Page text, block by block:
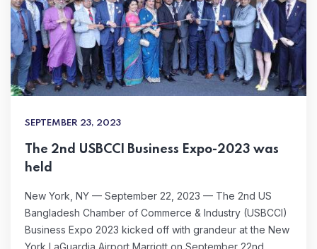
SEPTEMBER 23, 2023
The 2nd USBCCI Business Expo-2023 was
held
New York, NY — September 22, 2023 — The 2nd US
Bangladesh Chamber of Commerce & Industry (USBCCI)
Business Expo 2023 kicked off with grandeur at the New
York LaGuardia Airport Marriott on September 22nd,